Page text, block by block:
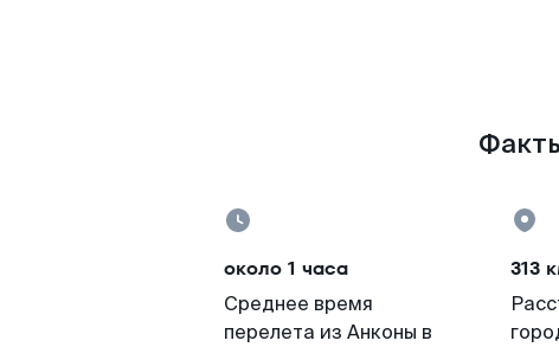
около 1 часа
Среднее время
перелета из Анконы в
313